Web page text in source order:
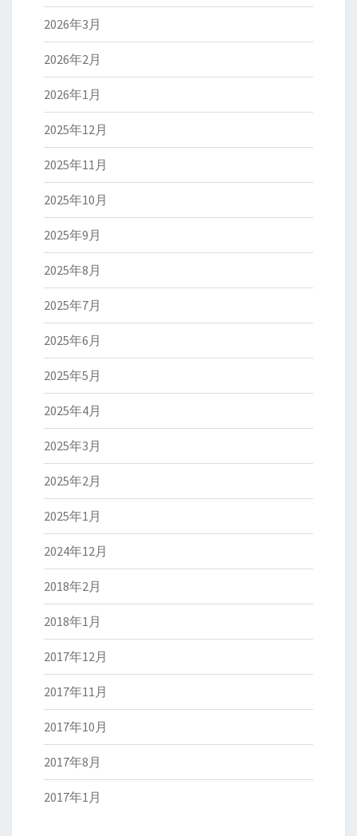
2026年3月
2026年2月
2026年1月
2025年12月
2025年11月
2025年10月
2025年9月
2025年8月
2025年7月
2025年6月
2025年5月
2025年4月
2025年3月
2025年2月
2025年1月
2024年12月
2018年2月
2018年1月
2017年12月
2017年11月
2017年10月
2017年8月
2017年1月